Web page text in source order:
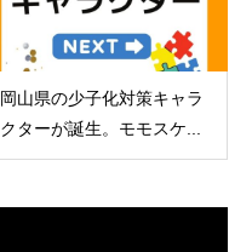
岡山県の少子化対策キャラ
クターが誕生。モモスケ...